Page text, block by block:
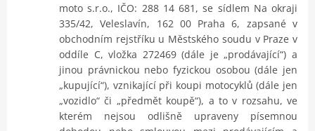
moto s.r.o., IČO: 288 14 681, se sídlem Na okraji
335/42, Veleslavín, 162 00 Praha 6, zapsané v
obchodním rejstříku u Městského soudu v Praze v
oddíle C, vložka 272469 (dále je „prodávající“) a
jinou právnickou nebo fyzickou osobou (dále jen
„kupující“), vznikající při koupi motocyklů (dále jen
„vozidlo“ či „předmět koupě“), a to v rozsahu, ve
kterém nejsou odlišně upraveny písemnou